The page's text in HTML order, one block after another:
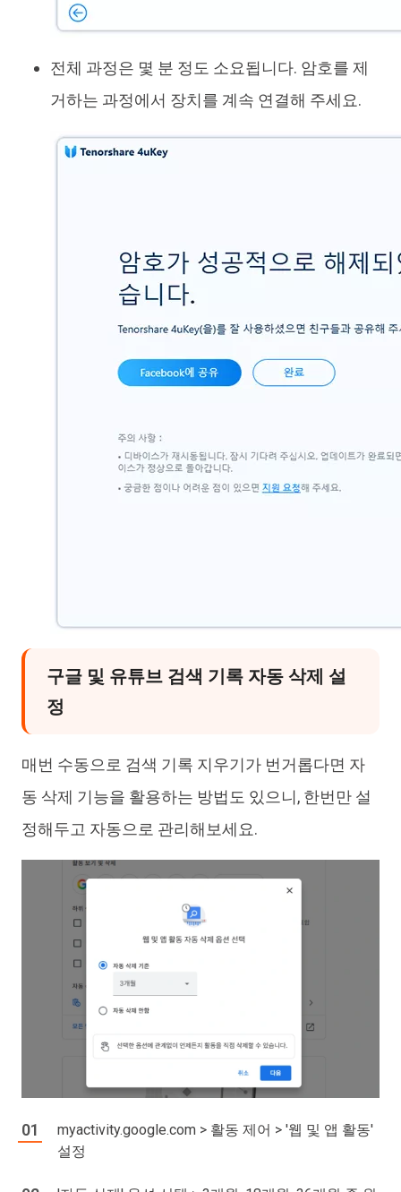
전체 과정은 몇 분 정도 소요됩니다. 암호를 제
거하는 과정에서 장치를 계속 연결해 주세요.
구글 및 유튜브 검색 기록 자동 삭제 설
정
매번 수동으로 검색 기록 지우기가 번거롭다면 자
동 삭제 기능을 활용하는 방법도 있으니, 한번만 설
정해두고 자동으로 관리해보세요.
myactivity.google.com > 활동 제어 > '웹 및 앱 활동'
설정